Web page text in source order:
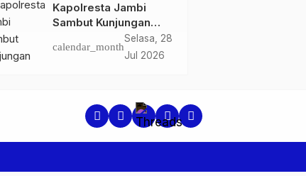
Gram Sabu
Kapolresta Jambi
Sambut Kunjungan
Ketua dan Pengurus
PWI Kota Jambi
calendar_month
Selasa, 28
Jul 2026